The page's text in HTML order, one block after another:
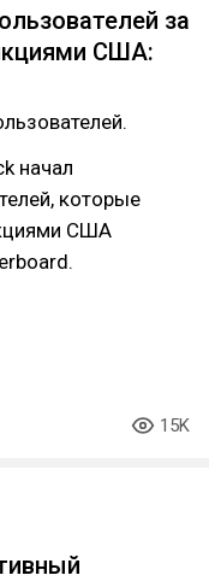
за
США:
начал
которые
США
15K